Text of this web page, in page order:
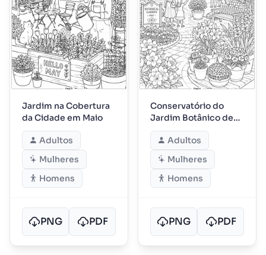
Jardim na Cobertura
da Cidade em Maio
Adultos
Mulheres
Homens
PNG PDF
Conservatório do
Jardim Botânico de
Maio
Adultos
Mulheres
Homens
PNG PDF